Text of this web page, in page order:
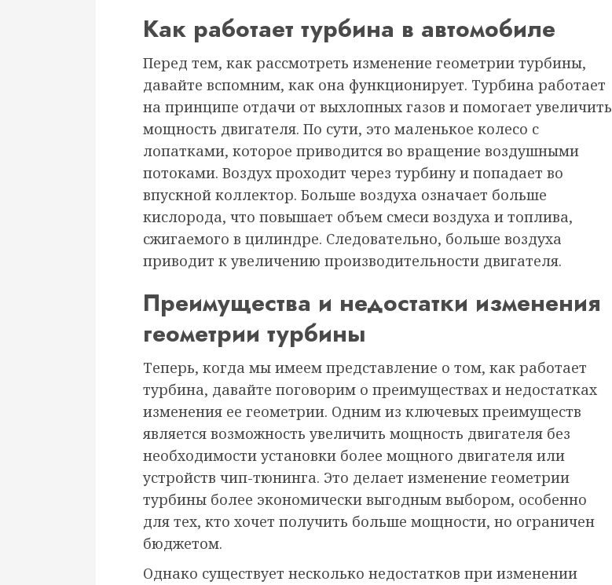
Как работает турбина в автомобиле
Перед тем, как рассмотреть изменение геометрии турбины,
давайте вспомним, как она функционирует. Турбина работает
на принципе отдачи от выхлопных газов и помогает увеличить
мощность двигателя. По сути, это маленькое колесо с
лопатками, которое приводится во вращение воздушными
потоками. Воздух проходит через турбину и попадает во
впускной коллектор. Больше воздуха означает больше
кислорода, что повышает объем смеси воздуха и топлива,
сжигаемого в цилиндре. Следовательно, больше воздуха
приводит к увеличению производительности двигателя.
Преимущества и недостатки изменения
геометрии турбины
Теперь, когда мы имеем представление о том, как работает
турбина, давайте поговорим о преимуществах и недостатках
изменения ее геометрии. Одним из ключевых преимуществ
является возможность увеличить мощность двигателя без
необходимости установки более мощного двигателя или
устройств чип-тюнинга. Это делает изменение геометрии
турбины более экономически выгодным выбором, особенно
для тех, кто хочет получить больше мощности, но ограничен
бюджетом.
Однако существует несколько недостатков при изменении